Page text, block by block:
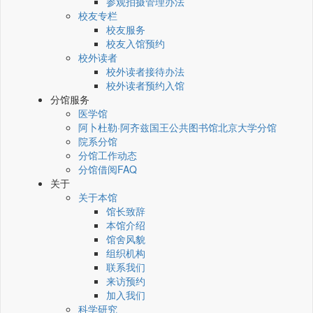
校友专栏
校友服务
校友入馆预约
校外读者
校外读者接待办法
校外读者预约入馆
分馆服务
医学馆
阿卜杜勒·阿齐兹国王公共图书馆北京大学分馆
院系分馆
分馆工作动态
分馆借阅FAQ
关于
关于本馆
馆长致辞
本馆介绍
馆舍风貌
组织机构
联系我们
来访预约
加入我们
科学研究